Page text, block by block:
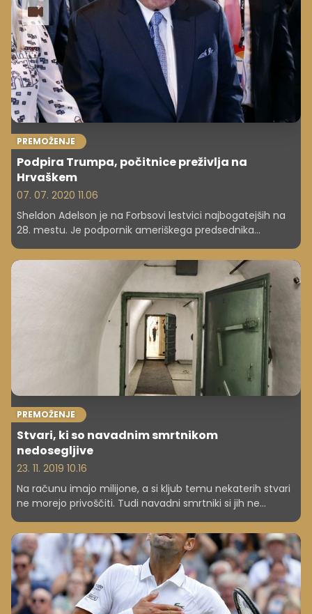
PREMOŽENJE
Podpira Trumpa, počitnice preživlja na
Hrvaškem
07. 07. 2020 11.06
Sheldon Adelson je na Forbsovi lestvici najbogatejših na
28. mestu. Je podpornik ameriškega predsednika
Donalda Trumpa, te dni se pa mudi na hrvaški obali.
PREMOŽENJE
Stvari, ki so navadnim smrtnikom
nedosegljive
23. 11. 2019 10.16
Na računu imajo milijone, a si kljub temu nekaterih stvari
ne morejo privoščiti. Tudi navadni smrtniki si jih ne